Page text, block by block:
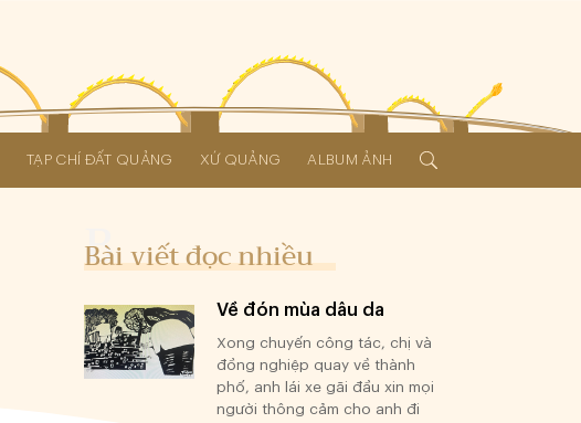
TẠP CHÍ ĐẤT QUẢNG XỨ QUẢNG ALBUM ẢNH
Bài viết đọc nhiều
Về đón mùa dâu da
Xong chuyến công tác, chị và
đồng nghiệp quay về thành
phố, anh lái xe gãi đầu xin mọi
người thông cảm cho anh đi